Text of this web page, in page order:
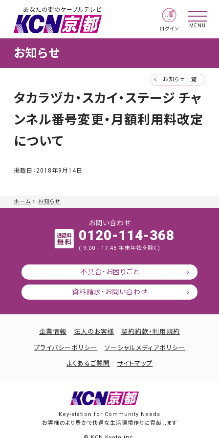
あなたの街のケーブルテレビ
ログイン
MENU
ホーム お知らせ
お知らせ
お知らせ一覧
タカラヅカ・スカイ・ステージ チャ
ンネル番号変更・月額利用料改定
について
掲載日： 2018年9月14日
お問い合わせ
0120-114-368
( 9:00 - 17:45 年末年始を除く)
不具合・お困りごと
資料請求・お問い合わせ
企業情報 法人のお客様 契約約款・利用規約
プライバシーポリシー ソーシャルメディアポリシー
よくあるご質問 サイトマップ
Key-station for Community Needs
お客様のより豊かで快適な生活環境作りに貢献します